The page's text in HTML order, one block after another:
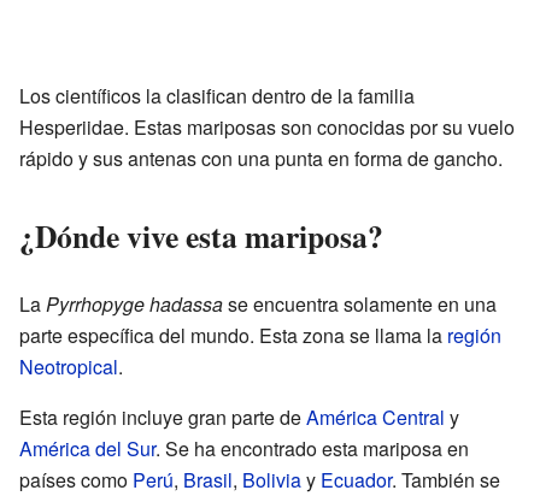
Los científicos la clasifican dentro de la familia
Hesperiidae. Estas mariposas son conocidas por su vuelo
rápido y sus antenas con una punta en forma de gancho.
¿Dónde vive esta mariposa?
LaPyrrhopyge hadassase encuentra solamente en una
parte específica del mundo. Esta zona se llama la región
Neotropical.
Esta región incluye gran parte deAmérica Central y
América del Sur. Se ha encontrado esta mariposa en
países como Perú, Brasil, Boliviay Ecuador. También se